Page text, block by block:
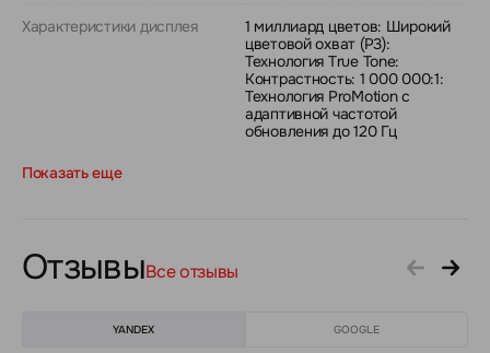
Характеристики дисплея
1 миллиард цветов: Широкий
цветовой охват (P3):
Технология True Tone:
Контрастность: 1 000 000:1:
Технология ProMotion с
адаптивной частотой
обновления до 120 Гц
Показать еще
ОтзывыВсе отзывы
YANDEX GOOGLE